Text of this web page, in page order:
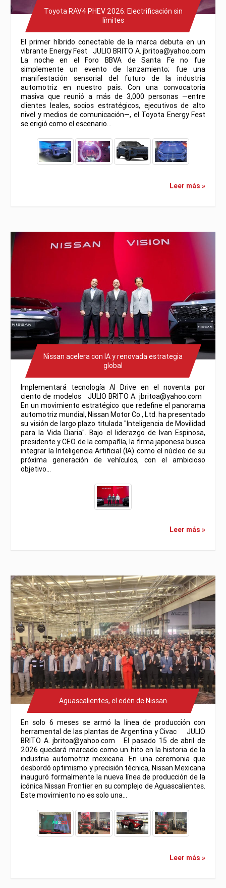
Toyota RAV4 PHEV 2026: Electrificación sin
límites
El primer híbrido conectable de la marca debuta en un
vibrante Energy Fest JULIO BRITO A. jbritoa@yahoo.com
La noche en el Foro BBVA de Santa Fe no fue
simplemente un evento de lanzamiento; fue una
manifestación sensorial del futuro de la industria
automotriz en nuestro país. Con una convocatoria
masiva que reunió a más de 3,000 personas —entre
clientes leales, socios estratégicos, ejecutivos de alto
nivel y medios de comunicación—, el Toyota Energy Fest
se erigió como el escenario…
Leer más »
Nissan acelera con IA y renovada estrategia
global
Implementará tecnología AI Drive en el noventa por
ciento de modelos JULIO BRITO A. jbritoa@yahoo.com
En un movimiento estratégico que redefine el panorama
automotriz mundial, Nissan Motor Co., Ltd. ha presentado
su visión de largo plazo titulada "Inteligencia de Movilidad
para la Vida Diaria". Bajo el liderazgo de Ivan Espinosa,
presidente y CEO de la compañía, la firma japonesa busca
integrar la Inteligencia Artificial (IA) como el núcleo de su
próxima generación de vehículos, con el ambicioso
objetivo…
Leer más »
Aguascalientes, el edén de Nissan
En solo 6 meses se armó la línea de producción con
herramental de las plantas de Argentina y Civac JULIO
BRITO A. jbritoa@yahoo.com El pasado 15 de abril de
2026 quedará marcado como un hito en la historia de la
industria automotriz mexicana. En una ceremonia que
desbordó optimismo y precisión técnica, Nissan Mexicana
inauguró formalmente la nueva línea de producción de la
icónica Nissan Frontier en su complejo de Aguascalientes.
Este movimiento no es solo una…
Leer más »